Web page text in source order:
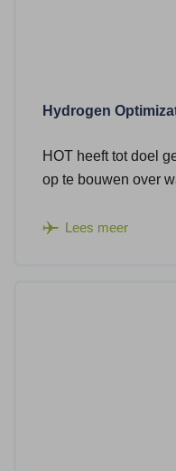
Hydrogen
HOT heeft tot doel
op te bouwen over
Lees meer